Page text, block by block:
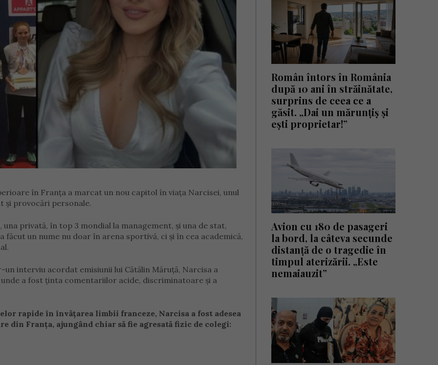
în Franța a marcat un nou capitol în viața Narcisei, unul
și provocări personale.
privată, în top 3 mondial la management, și una de stat,
un nume nu doar în arena sportivă, ci și în cea academică,
interviu acordat emisiunii lui Cătălin Măruță, Narcisa a
a fost ținta comentariilor acide, discriminatoare și a
rapide în învățarea limbii franceze, Narcisa a fost adesea
din Franța, ajungând chiar să fie agresată fizic de colegi:
Român întors în România
după 10 ani în străinătate,
surprins de ceea ce a
găsit. „Dai un mărunțiș și
ești proprietar!”
Avion cu 180 de pasageri
la bord, la câteva secunde
distanță de o tragedie în
timpul aterizării. „Este
nemaiauzit”